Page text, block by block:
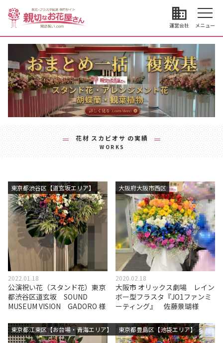
business
運営会社 メニュー
花材 スカビオサ の実績
WORKS
東京都渋谷区【道玄坂エリア】
2022.01.18
公演祝い花（スタンド花）東京
都渋谷区道玄坂 SOUND
MUSEUM VISION GADORO 様
大阪府大阪市西区
2020.02.18
大阪市 オリックス劇場 レイン
ボー型フラスタ『JO1ファンミ
ーティング』 佐藤景瑚様
東京都江東区【お台場・青海エリア】 東京都豊島区【池袋エリア】